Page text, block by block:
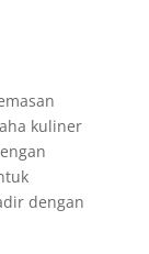
kuliner
dengan